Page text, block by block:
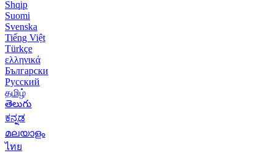
Shqip
Suomi
Svenska
Tiếng Việt
Türkçe
ελληνικά
Български
Русский
தமிழ்
తెలుగు
ಕನ್ನಡ
മലയാളം
ไทย